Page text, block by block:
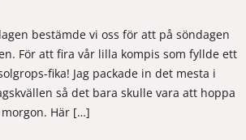
bestämde vi oss för att på söndagen
För att fira vår lilla kompis som fyllde ett
fika! Jag packade in det mesta i
så det bara skulle vara att hoppa
Här […]